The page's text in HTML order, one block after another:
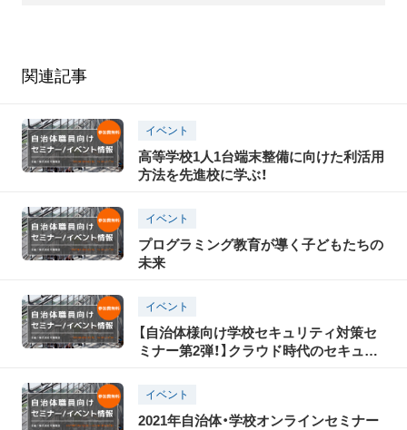
関連記事
イベント
高等学校1人1台端末整備に向けた利活用
方法を先進校に学ぶ！
イベント
プログラミング教育が導く子どもたちの
未来
イベント
【自治体様向け学校セキュリティ対策セ
ミナー第2弾！】クラウド時代のセキュリ
イベント
2021年自治体・学校オンラインセミナー